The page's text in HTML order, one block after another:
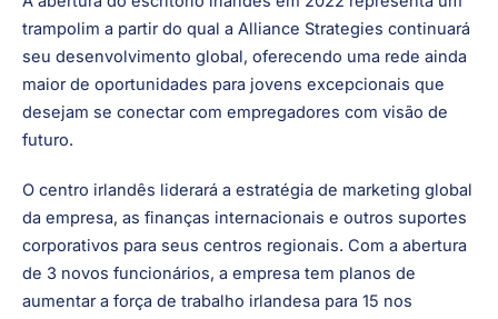
fintech, com uma gama de atividades como vendas e
marketing, desenvolvimento de software, engenharia e
análise de dados.
A abertura do escritório irlandês em 2022 representa um
trampolim a partir do qual a Alliance Strategies continuará
maior de oportunidades para jovens excepcionais que
desejam se conectar com empregadores com visão de
futuro.
O centro irlandês liderará a estratégia de marketing global